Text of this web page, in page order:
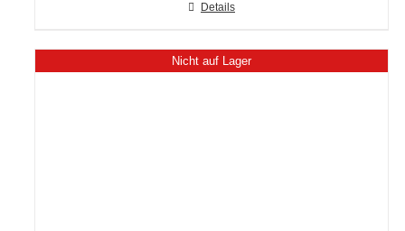
Details
Nicht auf Lager